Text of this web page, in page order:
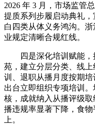
2026 年 3 月，市场监管
提质系列步履启动典礼
白四类从体义务鸿沟。
业规定清晰合规红线。
四是深化培训赋能，
苑，建立分层分类、线
训、退职从播月度按期
出台立即组织专项培训
核，成就纳入从播评级
播违规率显著下降，食
上。